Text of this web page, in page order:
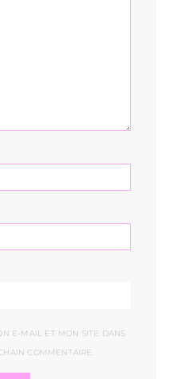
E-MAIL ET MON SITE DANS
COMMENTAIRE.